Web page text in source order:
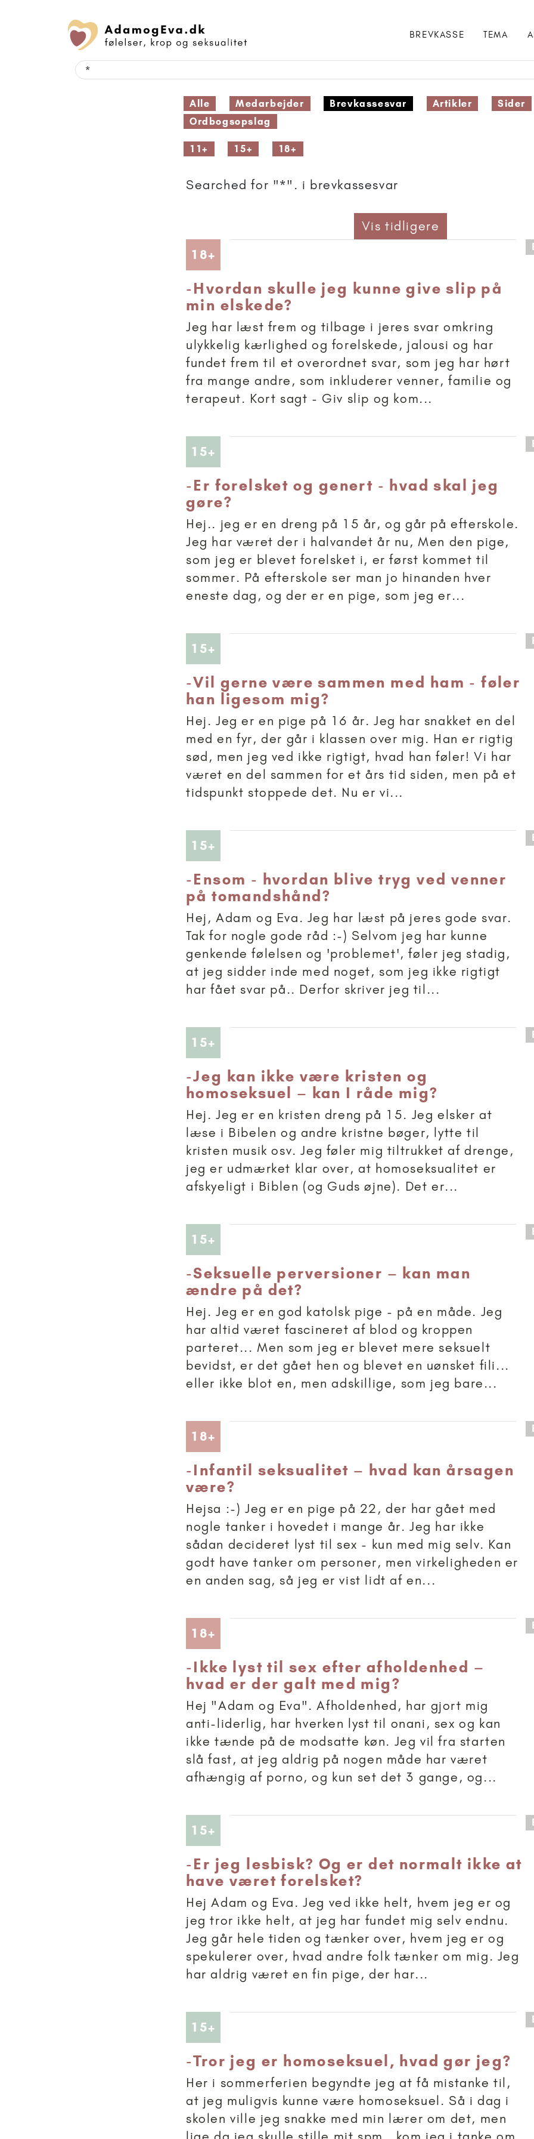
BREVKASSE TEMA
Alle Medarbejder Brevkassesvar Artikler
Sider
Ordbogsopslag
11+ 15+ 18+
Searched for "*". i brevkassesvar
Vis tidligere
18+
-Hvordan skulle jeg kunne give slip på
min elskede?
Jeg har læst frem og tilbage i jeres svar omkring
ulykkelig kærlighed og forelskede, jalousi og har
fundet frem til et overordnet svar, som jeg har hørt
fra mange andre, som inkluderer venner, familie og
terapeut. Kort sagt - Giv slip og kom...
15+
-Er forelsket og genert - hvad skal jeg
gøre?
Hej.. jeg er en dreng på 15 år, og går på efterskole.
Jeg har været der i halvandet år nu, Men den pige,
som jeg er blevet forelsket i, er først kommet til
sommer. På efterskole ser man jo hinanden hver
eneste dag, og der er en pige, som jeg er...
15+
-Vil gerne være sammen med ham - føler
han ligesom mig?
Hej. Jeg er en pige på 16 år. Jeg har snakket en del
med en fyr, der går i klassen over mig. Han er rigtig
sød, men jeg ved ikke rigtigt, hvad han føler! Vi har
været en del sammen for et års tid siden, men på et
tidspunkt stoppede det. Nu er vi...
15+
-Ensom - hvordan blive tryg ved venner
på tomandshånd?
Hej, Adam og Eva. Jeg har læst på jeres gode svar.
Tak for nogle gode råd :-) Selvom jeg har kunne
genkende følelsen og 'problemet', føler jeg stadig,
at jeg sidder inde med noget, som jeg ikke rigtigt
har fået svar på.. Derfor skriver jeg til...
15+
-Jeg kan ikke være kristen og
homoseksuel – kan I råde mig?
Hej. Jeg er en kristen dreng på 15. Jeg elsker at
læse i Bibelen og andre kristne bøger, lytte til
kristen musik osv. Jeg føler mig tiltrukket af drenge,
jeg er udmærket klar over, at homoseksualitet er
afskyeligt i Biblen (og Guds øjne). Det er...
15+
-Seksuelle perversioner – kan man
ændre på det?
Hej. Jeg er en god katolsk pige - på en måde. Jeg
har altid været fascineret af blod og kroppen
parteret... Men som jeg er blevet mere seksuelt
bevidst, er det gået hen og blevet en uønsket fili...
eller ikke blot en, men adskillige, som jeg bare...
18+
-Infantil seksualitet – hvad kan årsagen
være?
Hejsa :-) Jeg er en pige på 22, der har gået med
nogle tanker i hovedet i mange år. Jeg har ikke
sådan decideret lyst til sex - kun med mig selv. Kan
godt have tanker om personer, men virkeligheden er
en anden sag, så jeg er vist lidt af en...
18+
-Ikke lyst til sex efter afholdenhed –
hvad er der galt med mig?
Hej "Adam og Eva". Afholdenhed, har gjort mig
anti-liderlig, har hverken lyst til onani, sex og kan
ikke tænde på de modsatte køn. Jeg vil fra starten
slå fast, at jeg aldrig på nogen måde har været
afhængig af porno, og kun set det 3 gange, og...
15+
-Er jeg lesbisk? Og er det normalt ikke at
have været forelsket?
Hej Adam og Eva. Jeg ved ikke helt, hvem jeg er og
jeg tror ikke helt, at jeg har fundet mig selv endnu.
Jeg går hele tiden og tænker over, hvem jeg er og
spekulerer over, hvad andre folk tænker om mig. Jeg
har aldrig været en fin pige, der har...
15+
-Tror jeg er homoseksuel, hvad gør jeg?
Her i sommerferien begyndte jeg at få mistanke til,
at jeg muligvis kunne være homoseksuel. Så i dag i
skolen ville jeg snakke med min lærer om det, men